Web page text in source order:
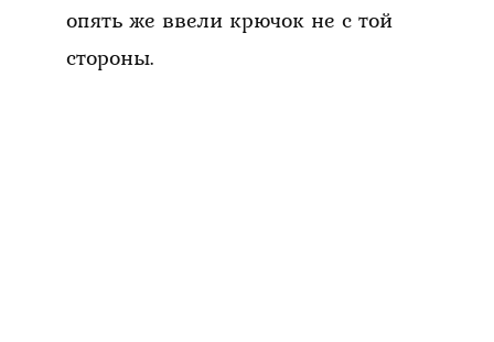
опять же ввели крючок не с той
стороны.